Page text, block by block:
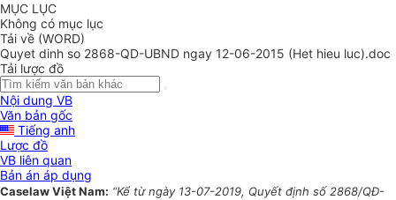
MỤC LỤC
Không có mục lục
Tải về (WORD)
Quyet dinh so 2868-QD-UBND ngay 12-06-2015 (Het hieu luc).doc
Tải lược đồ
Nội dung VB
Văn bản gốc
Tiếng anh
Lược đồ
VB liên quan
Bản án áp dụng
Caselaw Việt Nam: “Kể từ ngày 13-07-2019, Quyết định số 2868/QĐ-